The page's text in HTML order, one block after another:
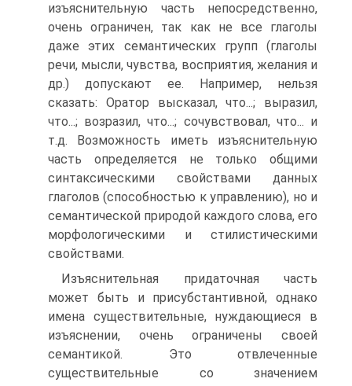
изъяснительную часть непосредственно,
очень ограничен, так как не все глаголы
даже этих семантических групп (глаголы
речи, мысли, чувства, восприятия, желания и
др.) допускают ее. Например, нельзя
сказать: Оратор высказал, что...; выразил,
что...; возразил, что...; сочувствовал, что... и
т.д. Возможность иметь изъяснительную
часть определяется не только общими
синтаксическими свойствами данных
глаголов (способностью к управлению), но и
семантической природой каждого слова, его
морфологическими и стилистическими
свойствами.
Изъяснительная придаточная часть
может быть и присубстантивной, однако
имена существительные, нуждающиеся в
изъяснении, очень ограничены своей
семантикой. Это отвлеченные
существительные со значением